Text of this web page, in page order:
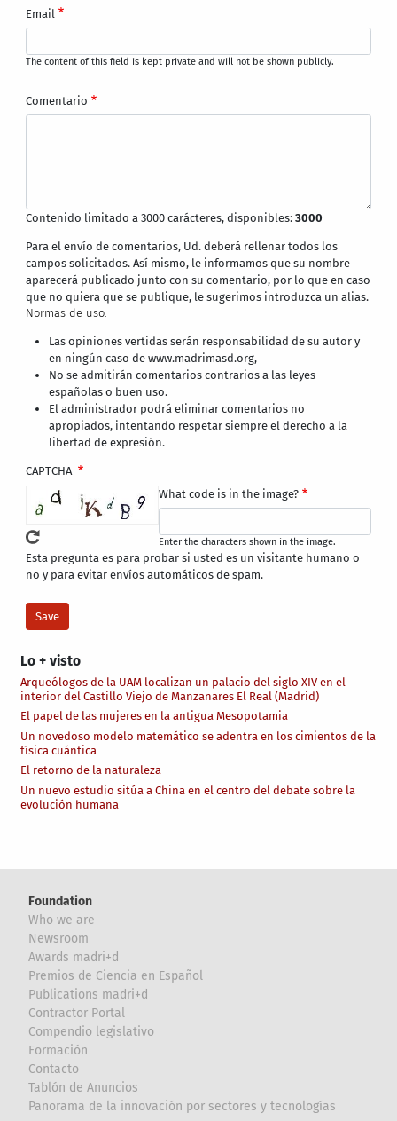
Lo + visto
Arqueólogos de la UAM localizan un palacio del siglo XIV en el
interior del Castillo Viejo de Manzanares El Real (Madrid)
El papel de las mujeres en la antigua Mesopotamia
Un novedoso modelo matemático se adentra en los cimientos de la
física cuántica
El retorno de la naturaleza
Un nuevo estudio sitúa a China en el centro del debate sobre la
evolución humana
Email
The content of this field is kept private and will not be shown publicly.
Comentario
Contenido limitado a 3000 carácteres, disponibles:3000
Para el envío de comentarios, Ud. deberá rellenar todos los
campos solicitados. Así mismo, le informamos que su nombre
aparecerá publicado junto con su comentario, por lo que en caso
que no quiera que se publique, le sugerimos introduzca un alias.
Normas de uso:
Las opiniones vertidas serán responsabilidad de su autor y
en ningún caso de www.madrimasd.org,
No se admitirán comentarios contrarios a las leyes
españolas o buen uso.
El administrador podrá eliminar comentarios no
apropiados, intentando respetar siempre el derecho a la
libertad de expresión.
CAPTCHA
What code is in the image?
Enter the characters shown in the image.
Esta pregunta es para probar si usted es un visitante humano o
no y para evitar envíos automáticos de spam.
Foundation
Who we are
Newsroom
Awards madri+d
Premios de Ciencia en Español
Publications madri+d
Contractor Portal
Compendio legislativo
Formación
Contacto
Tablón de Anuncios
Panorama de la innovación por sectores y tecnologías